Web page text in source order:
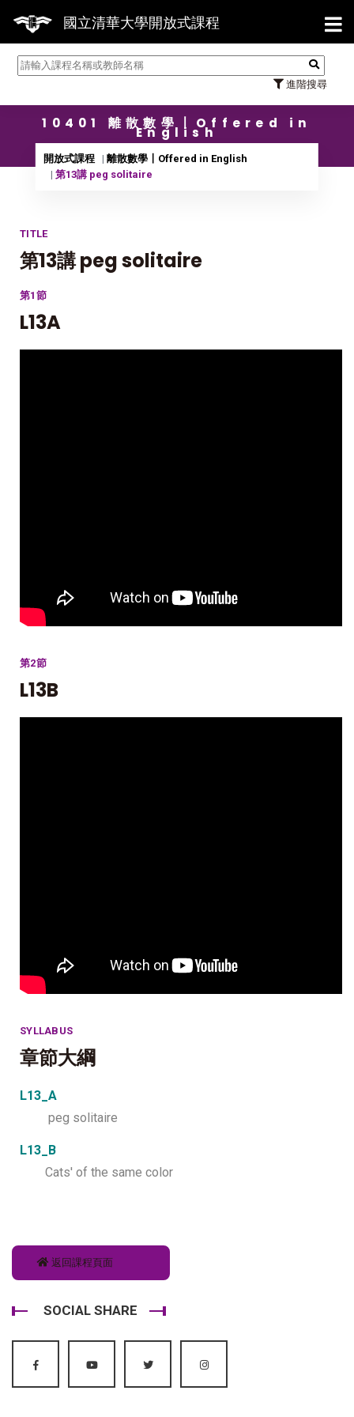
國立清華大學開放式課程
進階搜尋
【
10401 離散數學〡Offered in
English
開放式課程
離散數學〡Offered in English
第13講 peg solitaire
TITLE
第13講 peg solitaire
第1節
L13A
第2節
L13B
SYLLABUS
章節大綱
L13_A
peg solitaire
L13_B
Cats' of the same color
返回課程頁面
SOCIAL SHARE